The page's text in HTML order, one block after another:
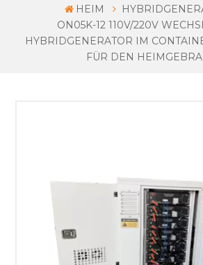
HEIM
ON05K-12 110V/220V
HYBRIDGENERATOR IM
FÜR DEN